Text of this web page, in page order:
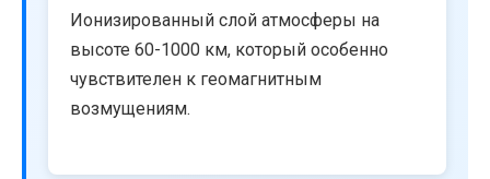
Ионизированный слой атмосферы на
высоте 60-1000 км, который особенно
чувствителен к геомагнитным
возмущениям.